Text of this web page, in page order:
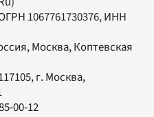
1067761730376, ИНН
Москва, Коптевская
, г. Москва,
00-12